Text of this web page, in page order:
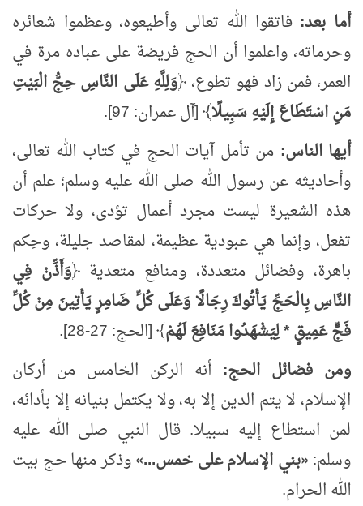
أما بعد: فاتقوا الله تعالى وأطيعوه، وعظموا شعائره
وحرماته، واعلموا أن الحج فريضة على عباده مرة في
العمر، فمن زاد فهو تطوع، ﴿وَلِلَّهِ عَلَى النَّاسِ حِجُّ الْبَيْتِ
مَنِ اسْتَطَاعَ إِلَيْهِ سَبِيلًا﴾ [آل عمران: 97].
أيها الناس: من تأمل آيات الحج في كتاب الله تعالى،
وأحاديثه عن رسول الله صلى الله عليه وسلم؛ علم أن
هذه الشعيرة ليست مجرد أعمال تؤدى، ولا حركات
تفعل، وإنما هي عبودية عظيمة، لمقاصد جليلة، وحِكم
باهرة، وفضائل متعددة، ومنافع متعدية ﴿وَأَذِّنْ فِي
النَّاسِ بِالْحَجِّ يَأْتُوكَ رِجَالًا وَعَلَى كُلِّ ضَامِرٍ يَأْتِينَ مِنْ كُلِّ
فَجٍّ عَمِيقٍ * لِيَشْهَدُوا مَنَافِعَ لَهُمْ﴾ [الحج: 27-28].
ومن فضائل الحج: أنه الركن الخامس من أركان
الإسلام، لا يتم الدين إلا به، ولا يكتمل بنيانه إلا بأدائه،
لمن استطاع إليه سبيلا. قال النبي صلى الله عليه
وسلم:«بني الإسلام على خمس...»وذكر منها حج بيت
الله الحرام.